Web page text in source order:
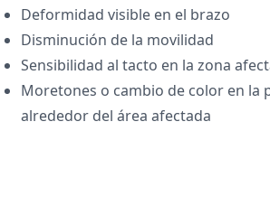
Deformidad visible en el brazo
Disminución de la movilidad
Sensibilidad al tacto en la zona
Moretones o cambio de color en la
alrededor del área afectada